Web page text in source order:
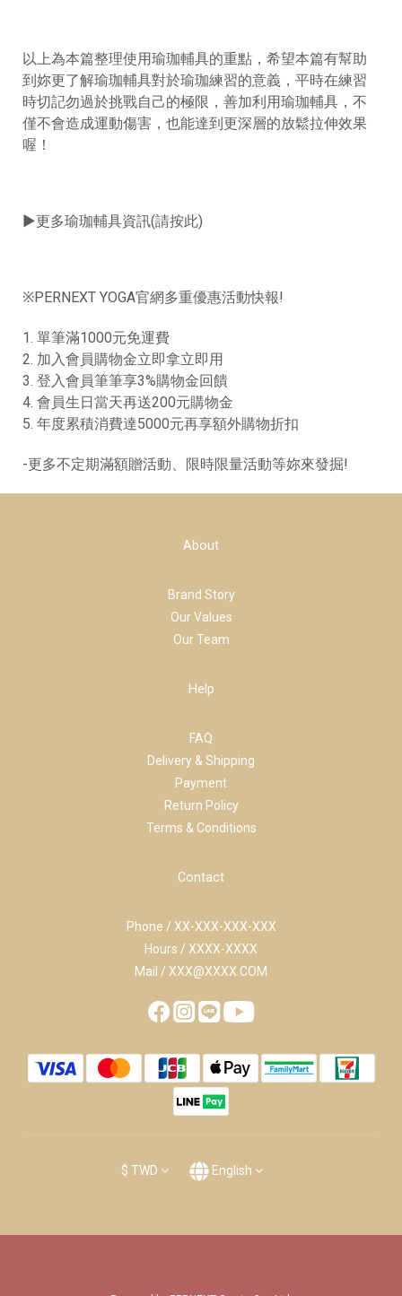
以上為本篇整理使用瑜珈輔具的重點，希望本篇有幫助
到妳更了解瑜珈輔具對於瑜珈練習的意義，平時在練習
時切記勿過於挑戰自己的極限， 善加利用瑜珈輔具，不
僅不會造成運動傷害，也能達到更深層的放鬆拉伸效果
喔！
►更多瑜珈輔具資訊(請按此)
※PERNEXT YOGA官網多重優惠活動快報!
1. 單筆滿1000元免運費
2. 加入會員購物金立即拿立即用
3. 登入會員筆筆享3%購物金回饋
4. 會員生日當天再送200元購物金
5. 年度累積消費達5000元再享額外購物折扣
-更多不定期滿額贈活動、限時限量活動等妳來發掘!
About
Brand Story
Our Values
Our Team
Help
FAQ
Delivery & Shipping
Payment
Return Policy
Terms & Conditions
Contact
Phone / XX-XXX-XXX-XXX
Hours / XXXX-XXXX
Mail / XXX@XXXX.COM
$ TWD English